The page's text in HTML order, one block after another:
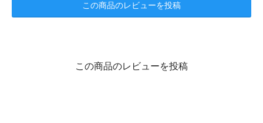
この商品のレビューを投稿
この商品のレビューを投稿